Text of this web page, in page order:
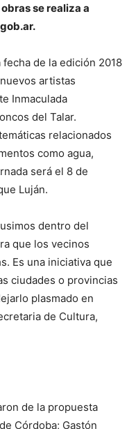
se realiza a
de la edición 2018
artistas
Inmaculada
del Talar.
relacionados
como agua,
será el 8 de
Luján.
dentro del
que los vecinos
Es una iniciativa que
ciudades o provincias
plasmado en
de Cultura,
de la propuesta
Córdoba; Gastón